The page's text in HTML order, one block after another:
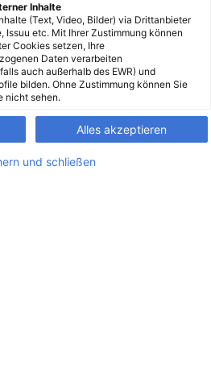
Inhalte
(Text, Video, Bilder) via Drittanbieter
Issuu etc. Mit Ihrer Zustimmung können
Cookies setzen, Ihre
Daten verarbeiten
auch außerhalb des EWR) und
bilden. Ohne Zustimmung können Sie
nicht sehen.
Alles akzeptieren
und schließen